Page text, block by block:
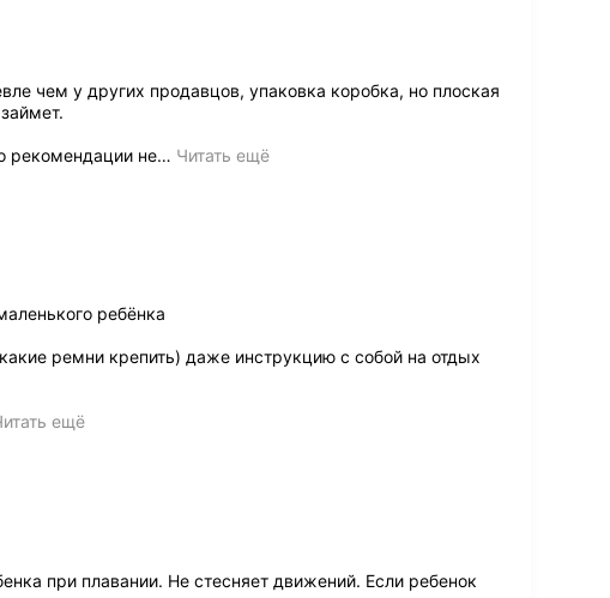
чем у других продавцов, упаковка коробка, но плоская
рекомендации не… Читать ещё
ребёнка
ремни крепить) даже инструкцию с собой на отдых
ещё
при плавании. Не стесняет движений. Если ребенок